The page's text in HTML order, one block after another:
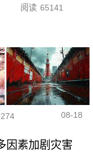
阅读 65141
08-18
因素加剧灾害